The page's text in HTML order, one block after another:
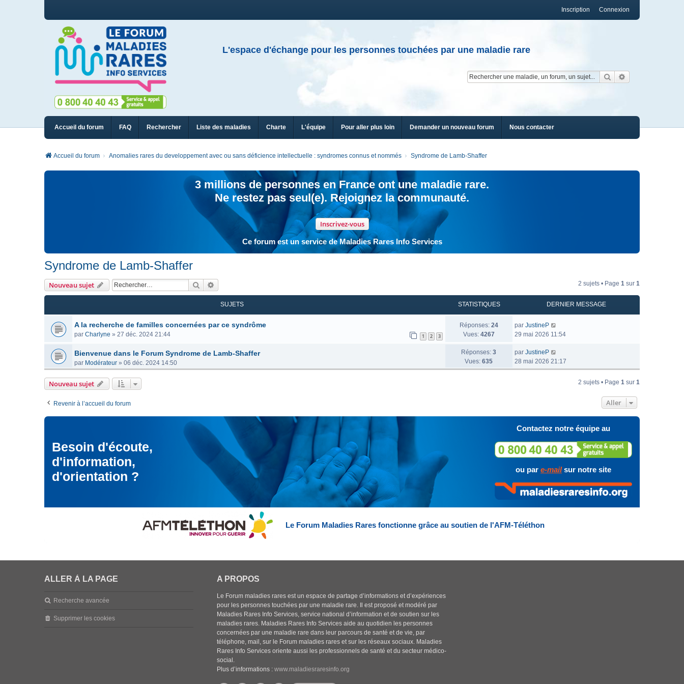
Connexion
Inscription
L'espace d'échange pour les personnes touchées par une maladie rare
Rechercher
Accueil du forum FAQ Rechercher Liste des maladies Charte L'équipe Pour aller plus loin Demander un nouveau forum Nous contacter
Accueil du forum Anomalies rares du developpement avec ou sans déficience intellectuelle : syndromes connus et nommés Syndrome de Lamb-Shaffer
3 millions de personnes en France ont une maladie rare.
Ne restez pas seul(e). Rejoignez la communauté.
Inscrivez-vous
Ce forum est un service de Maladies Rares Info Services
Syndrome de Lamb-Shaffer
Nouveau sujet Rechercher 2 sujets • Page 1 sur 1
SUJETS STATISTIQUES DERNIER MESSAGE
A la recherche de familles concernées par ce syndrôme
par Charlyne » 27 déc. 2024 21:44 1 2 3
Réponses: 24
Vues: 4267
par JustineP
29 mai 2026 11:54
Bienvenue dans le Forum Syndrome de Lamb-Shaffer
par Modérateur » 06 déc. 2024 14:50
Réponses: 3
Vues: 635
par JustineP
28 mai 2026 21:17
Nouveau sujet 2 sujets • Page 1 sur 1
Revenir à l’accueil du forum Aller
Besoin d'écoute,
d'information,
d'orientation ?
Contactez notre équipe au
ou par e-mailsur notre site
Le Forum Maladies Rares fonctionne grâce au soutien de l'AFM-Téléthon
ALLER À LA PAGE
Recherche avancée
Supprimer les cookies
A PROPOS
Le Forum maladies rares est un espace de partage d’informations et d’expériences
pour les personnes touchées par une maladie rare. Il est proposé et modéré par
Maladies Rares Info Services, service national d’information et de soutien sur les
maladies rares. Maladies Rares Info Services aide au quotidien les personnes
concernées par une maladie rare dans leur parcours de santé et de vie, par
téléphone, mail, sur le Forum maladies rares et sur les réseaux sociaux. Maladies
Rares Info Services oriente aussi les professionnels de santé et du secteur médico-
social.
Plus d’informations :www.maladiesraresinfo.org